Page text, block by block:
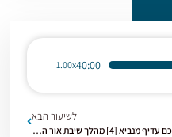
40:00
1.00x
לשיעור הבא
חכם עדיף מנביא [4] מהלך שיבת אור הנבואה